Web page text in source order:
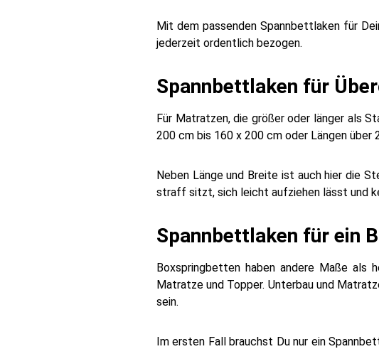
Mit dem passenden Spannbettlaken für
jederzeit ordentlich bezogen.
Spannbettlaken für
Für Matratzen, die größer oder länger als
200 cm bis 160 x 200 cm oder Längen
Neben Länge und Breite ist auch hier die
straff sitzt, sich leicht aufziehen lässt und
Spannbettlaken für ein
Boxspringbetten haben andere Maße als
Matratze und Topper. Unterbau und
sein.
Im ersten Fall brauchst Du nur ein